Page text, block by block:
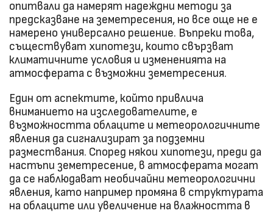
опитвали да намерят надеждни методи за
предсказване на земетресения, но все още не е
намерено универсално решение. Въпреки това,
съществуват хипотези, които свързват
климатичните условия и измененията на
атмосферата с възможни земетресения.
Един от аспектите, който привлича
вниманието на изследователите, е
възможността облаците и метеорологичните
явления да сигнализират за подземни
размествания. Според някои хипотези, преди да
настъпи земетресение, в атмосферата могат
да се наблюдават необичайни метеорологични
явления, като например промяна в структурата
на облаците или увеличение на влажността в